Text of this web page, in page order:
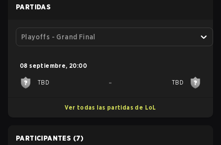
PARTIDAS
Playoffs - Grand Final
08 septiembre, 20:00
TBD - TBD
Ver todas las partidas de LoL
PARTICIPANTES (7)